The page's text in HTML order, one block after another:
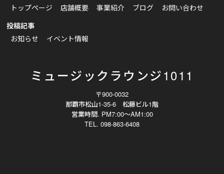
トップページ
店舗概要 事業紹介 ブログ
お問い合わせ
投稿記事
お知らせ
イベント情報
ミュージックラウンジ1011
〒900-0032
那覇市松山1-35-6 松藤ビル1階
営業時間. PM7:00～AM1:00
TEL. 098-863-6408